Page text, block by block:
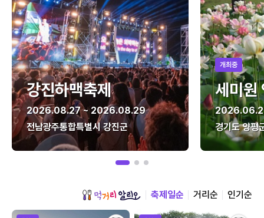
강진하맥축제
2026.08.27 ~ 2026.08.29
전남광주통합특별시 강진군
개최중
세미원
경기도 양평
축제일순 거리순 인기순